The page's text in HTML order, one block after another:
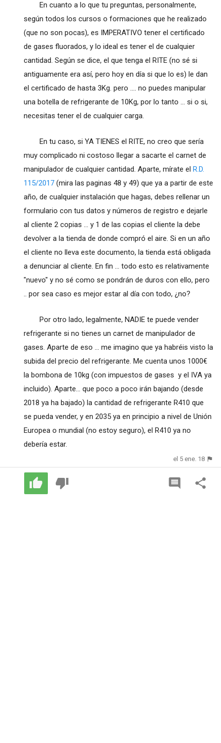
En cuanto a lo que tu preguntas, personalmente,
según todos los cursos o formaciones que he realizado
(que no son pocas), es IMPERATIVO tener el certificado
de gases fluorados, y lo ideal es tener el de cualquier
cantidad. Según se dice, el que tenga el RITE (no sé si
antiguamente era así, pero hoy en día si que lo es) le dan
el certificado de hasta 3Kg. pero .... no puedes manipular
una botella de refrigerante de 10Kg, por lo tanto ... si o si,
necesitas tener el de cualquier carga.
En tu caso, si YA TIENES el RITE, no creo que sería
muy complicado ni costoso llegar a sacarte el carnet de
manipulador de cualquier cantidad. Aparte, mírate el R.D.
115/2017(mira las paginas 48 y 49) que ya a partir de este
año, de cualquier instalación que hagas, debes rellenar un
formulario con tus datos y números de registro e dejarle
al cliente 2 copias ... y 1 de las copias el cliente la debe
devolver a la tienda de donde compró el aire. Si en un año
el cliente no lleva este documento, la tienda está obligada
a denunciar al cliente. En fin ... todo esto es relativamente
"nuevo" y no sé como se pondrán de duros con ello, pero
.. por sea caso es mejor estar al día con todo, ¿no?
Por otro lado, legalmente, NADIE te puede vender
refrigerante si no tienes un carnet de manipulador de
gases. Aparte de eso ... me imagino que ya habréis visto la
subida del precio del refrigerante. Me cuenta unos 1000€
la bombona de 10kg (con impuestos de gases y el IVA ya
incluido). Aparte... que poco a poco irán bajando (desde
2018 ya ha bajado) la cantidad de refrigerante R410 que
se pueda vender, y en 2035 ya en principio a nivel de Unión
Europea o mundial (no estoy seguro), el R410 ya no
debería estar.
el 5 ene. 18